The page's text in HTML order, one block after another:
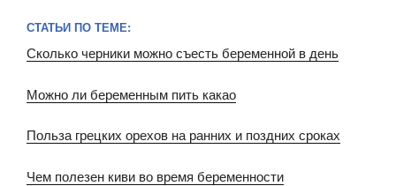
СТАТЬИ ПО ТЕМЕ:
Сколько черники можно съесть беременной в день
Можно ли беременным пить какао
Польза грецких орехов на ранних и поздних сроках
Чем полезен киви во время беременности